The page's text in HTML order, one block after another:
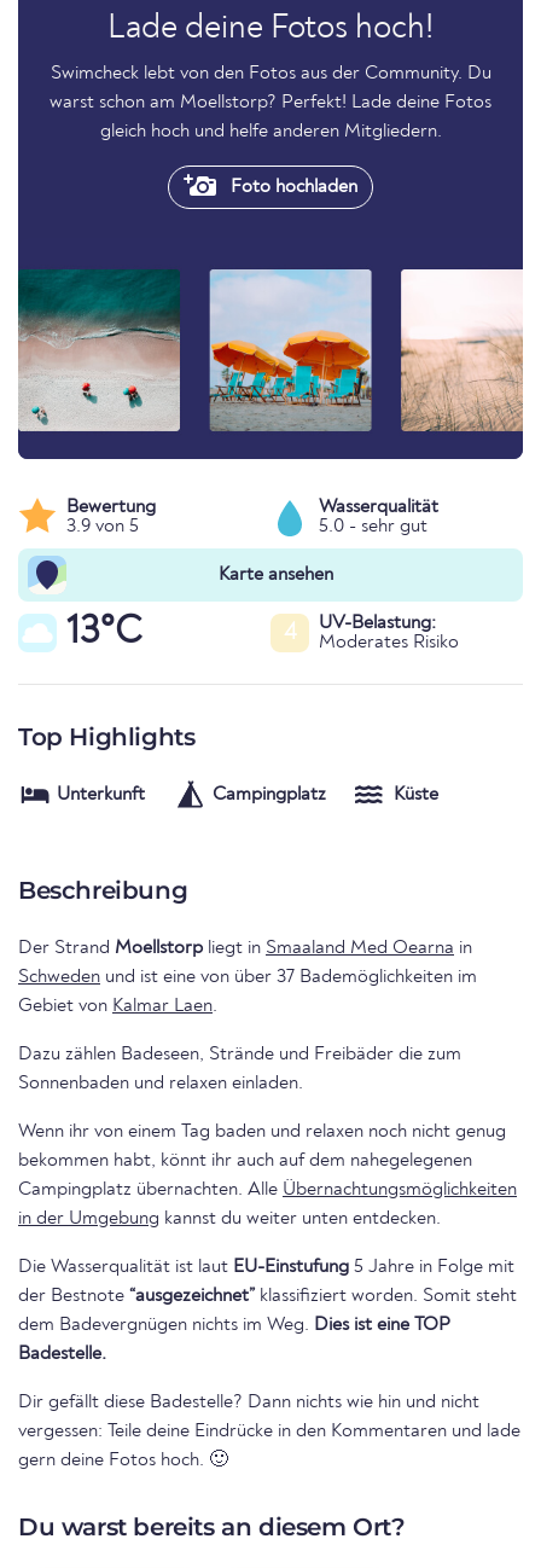
Lade deine Fotos hoch!
Swimcheck lebt von den Fotos aus der Community. Du
warst schon am Moellstorp? Perfekt! Lade deine Fotos
gleich hoch und helfe anderen Mitgliedern.
Foto hochladen
Bewertung
3.9 von 5
Wasserqualität
5.0 - sehr gut
Karte ansehen
13°C 4
UV-Belastung:
Moderates Risiko
Top Highlights
Unterkunft Campingplatz Küste
Beschreibung
Der Strand Moellstorp liegt in Smaaland Med Oearna in
Schweden und ist eine von über 37 Bademöglichkeiten im
Gebiet von Kalmar Laen.
Dazu zählen Badeseen, Strände und Freibäder die zum
Sonnenbaden und relaxen einladen.
Wenn ihr von einem Tag baden und relaxen noch nicht genug
bekommen habt, könnt ihr auch auf dem nahegelegenen
Campingplatz übernachten. Alle Übernachtungsmöglichkeiten
in der Umgebung kannst du weiter unten entdecken.
Die Wasserqualität ist laut EU-Einstufung 5 Jahre in Folge mit
der Bestnote “ausgezeichnet”
dem Badevergnügen nichts im Weg. Dies ist eine TOP
Badestelle.
Dir gefällt diese Badestelle? Dann nichts wie hin und nicht
vergessen: Teile deine Eindrücke in den Kommentaren und lade
gern deine Fotos hoch. 🙂
Du warst bereits an diesem Ort?